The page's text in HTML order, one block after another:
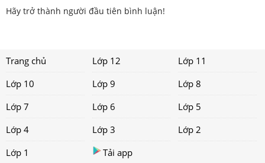
Hãy trở thành người đầu tiên bình luận!
Trang chủ Lớp 12
Lớp 11
Lớp 10
Lớp 9
Lớp 8
Lớp 7
Lớp 6
Lớp 5
Lớp 4
Lớp 3
Lớp 2
Lớp 1
Tải app